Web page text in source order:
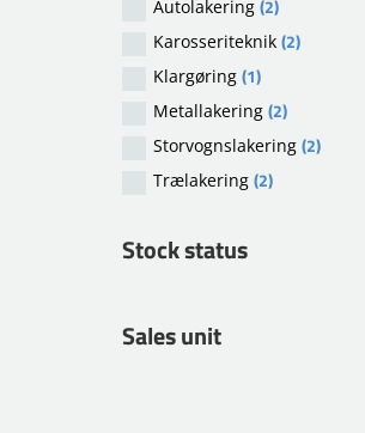
Autolakering (2)
Karosseriteknik (2)
Klargøring (1)
Metallakering (2)
Storvognslakering (2)
Trælakering (2)
Stock status
Sales unit